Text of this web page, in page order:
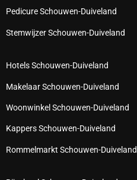
Pedicure Schouwen-Duiveland
Stemwijzer Schouwen-Duiveland
Hotels Schouwen-Duiveland
Makelaar Schouwen-Duiveland
Woonwinkel Schouwen-Duiveland
Kappers Schouwen-Duiveland
Rommelmarkt Schouwen-Duiveland